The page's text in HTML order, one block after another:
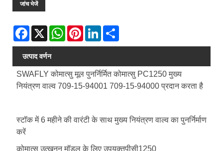
जांच भेजें
Facebook
X WhatsAppPinterestLinkedIn
उत्पाद वर्णन
SWAFLY कोमात्सु मूल पुनर्निर्मित कोमात्सु PC1250 मुख्य
नियंत्रण वाल्व 709-15-94001 709-15-94000 प्रदान करता है
स्टॉक में 6 महीने की वारंटी के साथ मुख्य नियंत्रण वाल्व का पुनर्निर्माण
करें
कोमात्सु उत्खनन मॉडल के लिए उपयुक्तपीसी1250